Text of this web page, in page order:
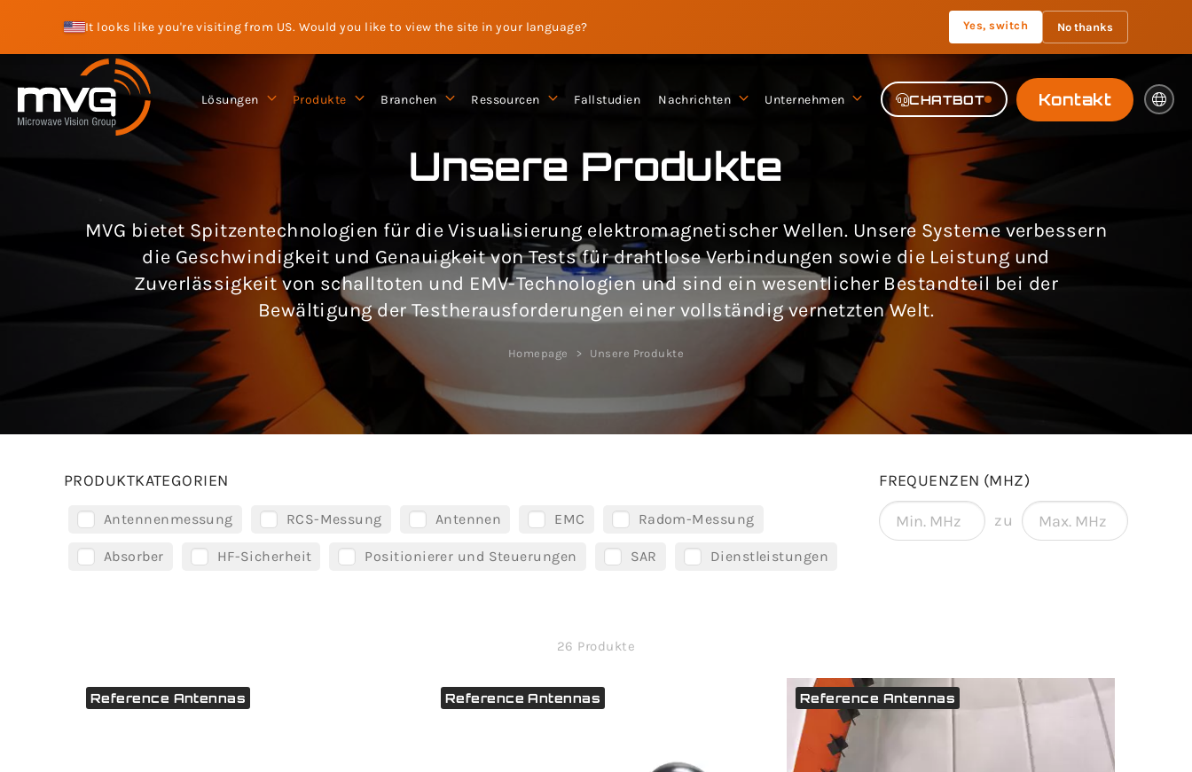
It looks like you're visiting from US. Would you like to view the site in your language? Yes, switch No thanks
Lösungen Produkte Branchen Ressourcen Fallstudien Nachrichten Unternehmen CHATBOT Kontakt
Unsere Produkte
MVG bietet Spitzentechnologien für die Visualisierung elektromagnetischer Wellen. Unsere Systeme verbessern
die Geschwindigkeit und Genauigkeit von Tests für drahtlose Verbindungen sowie die Leistung und
Zuverlässigkeit von schalltoten und EMV-Technologien und sind ein wesentlicher Bestandteil bei der
Bewältigung der Testherausforderungen einer vollständig vernetzten Welt.
Homepage Unsere Produkte
PRODUKTKATEGORIEN
Antennenmessung RCS-Messung Antennen EMC Radom-Messung
Absorber HF-Sicherheit Positionierer und Steuerungen SAR Dienstleistungen
FREQUENZEN (MHZ)
zu
26 Produkte
Reference Antennas Reference Antennas Reference Antennas